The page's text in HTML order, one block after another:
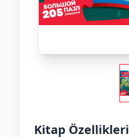
Kitap Özellikleri